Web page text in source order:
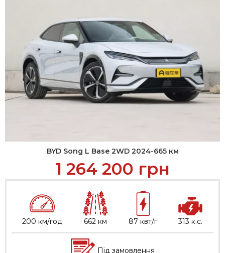
BYD Song L Base 2WD 2024-665 км
1 264 200 грн
200 км/год 662 км 87 квт/г 313 к.с.
Під замовлення